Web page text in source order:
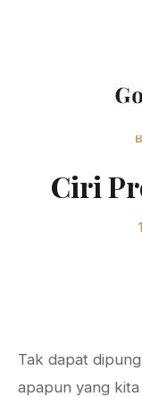
Ciri
Tak dapat
apapun yang